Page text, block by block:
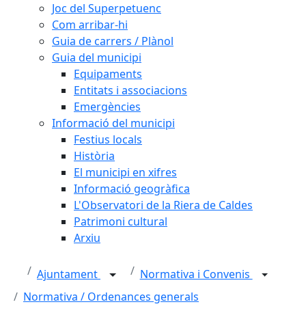
Joc del Superpetuenc
Com arribar-hi
Guia de carrers / Plànol
Guia del municipi
Equipaments
Entitats i associacions
Emergències
Informació del municipi
Festius locals
Història
El municipi en xifres
Informació geogràfica
L'Observatori de la Riera de Caldes
Patrimoni cultural
Arxiu
Ajuntament
Normativa i Convenis
Normativa / Ordenances generals